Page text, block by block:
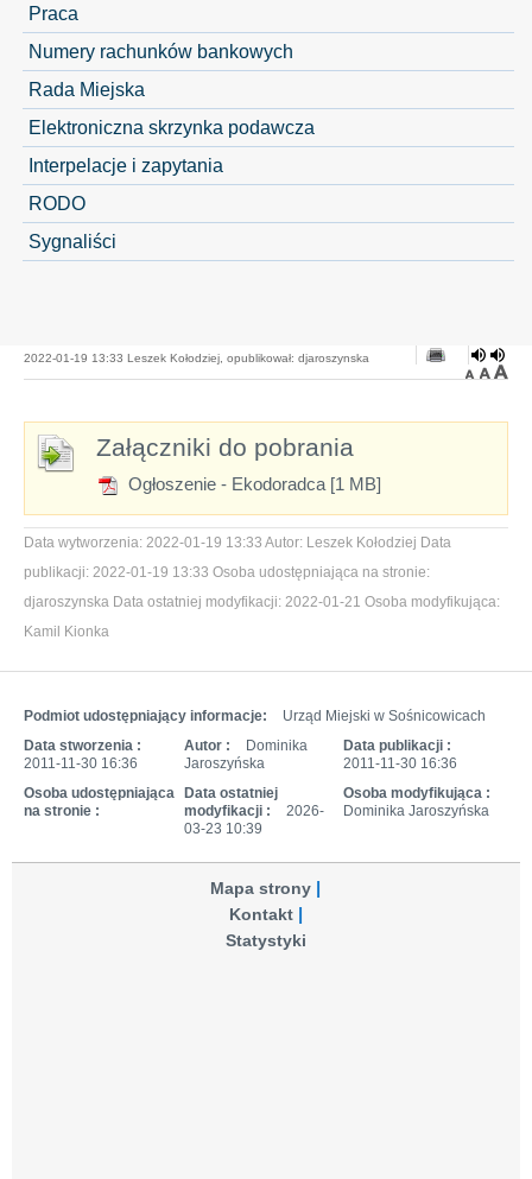
Praca
Numery rachunków bankowych
Rada Miejska
Elektroniczna skrzynka podawcza
Interpelacje i zapytania
RODO
Sygnaliści
2022-01-19 13:33 Leszek Kołodziej, opublikował: djaroszynska
Załączniki do pobrania
Ogłoszenie - Ekodoradca [1 MB]
Data wytworzenia: 2022-01-19 13:33 Autor: Leszek Kołodziej Data
publikacji: 2022-01-19 13:33 Osoba udostępniająca na stronie:
djaroszynska Data ostatniej modyfikacji: 2022-01-21 Osoba modyfikująca:
Kamil Kionka
Podmiot udostępniający informacje:
Urząd Miejski w Sośnicowicach
Data stworzenia :
2011-11-30 16:36
Autor :
Dominika
Jaroszyńska
Data publikacji :
2011-11-30 16:36
Osoba udostępniająca
na stronie :
Data ostatniej
modyfikacji :
2026-
03-23 10:39
Osoba modyfikująca :
Dominika Jaroszyńska
Mapa strony
Kontakt
Statystyki